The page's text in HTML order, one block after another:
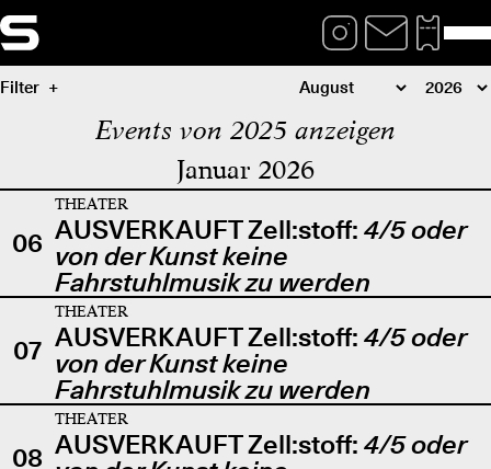
Filter
Events von 2025 anzeigen
Januar 2026
06
THEATER
AUSVERKAUFT Zell:stoff: 4/5 oder
von der Kunst keine
Fahrstuhlmusik zu werden
07
THEATER
AUSVERKAUFT Zell:stoff: 4/5 oder
von der Kunst keine
Fahrstuhlmusik zu werden
08
THEATER
AUSVERKAUFT Zell:stoff: 4/5 oder